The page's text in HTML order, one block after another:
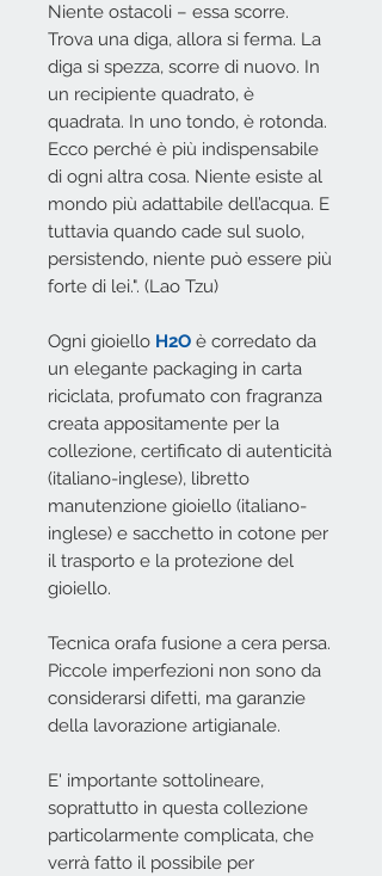
Niente ostacoli – essa scorre.
Trova una diga, allora si ferma. La
diga si spezza, scorre di nuovo. In
un recipiente quadrato, è
quadrata. In uno tondo, è rotonda.
Ecco perché è più indispensabile
di ogni altra cosa. Niente esiste al
mondo più adattabile dell’acqua. E
tuttavia quando cade sul suolo,
persistendo, niente può essere più
forte di lei.". (Lao Tzu)
Ogni gioiello H2O è corredato da
un elegante packaging in carta
riciclata, profumato con fragranza
creata appositamente per la
collezione, certificato di autenticità
(italiano-inglese), libretto
manutenzione gioiello (italiano-
inglese) e sacchetto in cotone per
il trasporto e la protezione del
gioiello.
Tecnica orafa fusione a cera persa.
Piccole imperfezioni non sono da
considerarsi difetti, ma garanzie
della lavorazione artigianale.
E' importante sottolineare,
soprattutto in questa collezione
particolarmente complicata, che
verrà fatto il possibile per